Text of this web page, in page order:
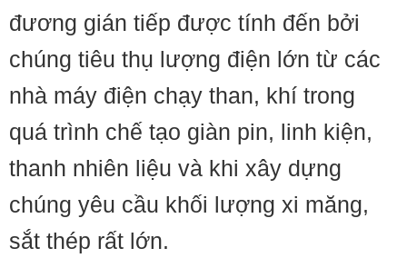
đương gián tiếp được tính đến bởi
chúng tiêu thụ lượng điện lớn từ các
nhà máy điện chạy than, khí trong
quá trình chế tạo giàn pin, linh kiện,
thanh nhiên liệu và khi xây dựng
chúng yêu cầu khối lượng xi măng,
sắt thép rất lớn.